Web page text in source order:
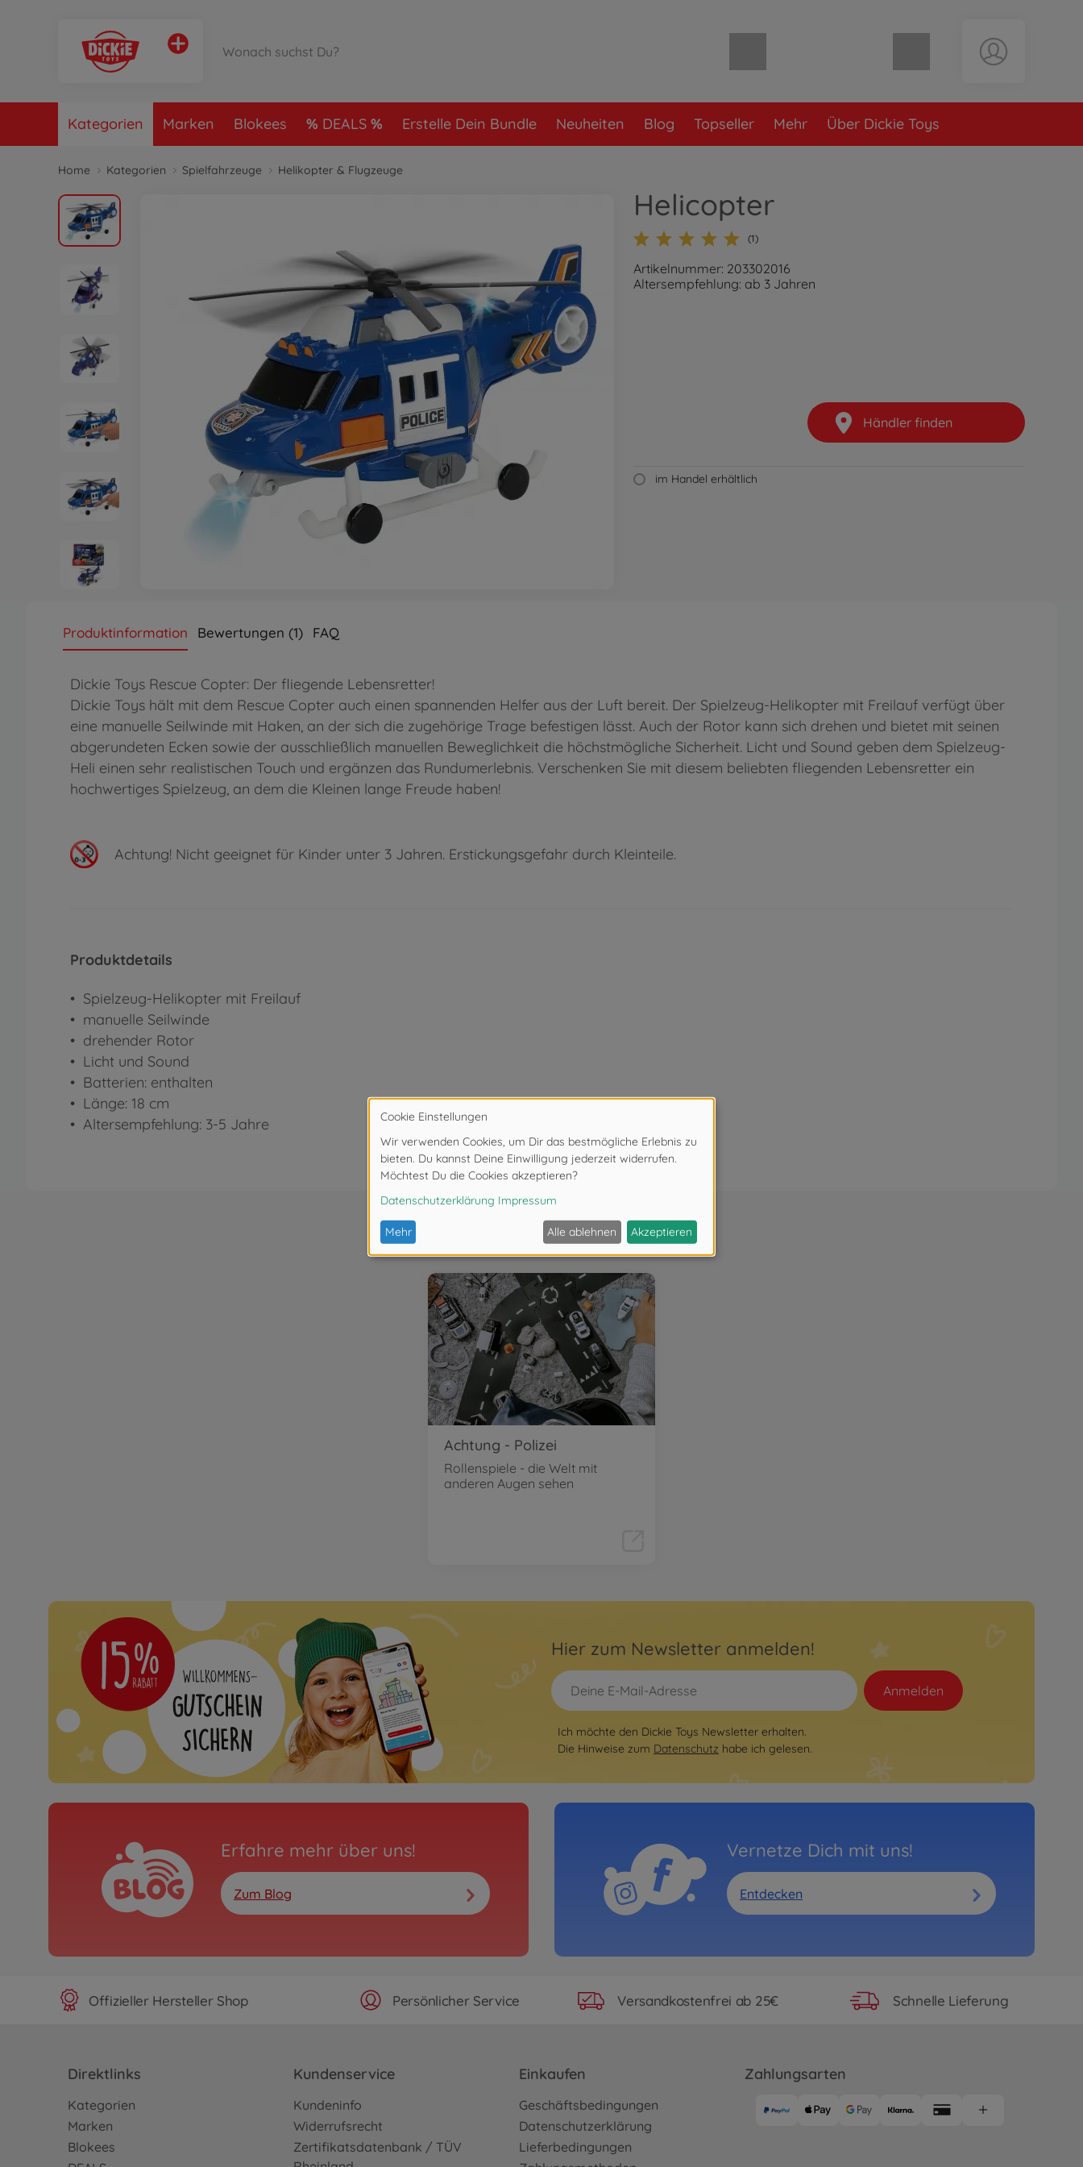
Warenkorb leer
Kategorien Marken Blokees DEALS Erstelle Dein Bundle Neuheiten Blog Topseller Mehr Über Dickie Toys
Home Kategorien Spielfahrzeuge Helikopter & Flugzeuge
Helicopter
(1)
Artikelnummer: 203302016
Altersempfehlung: ab 3 Jahren
Händler finden
im Handel erhältlich
Produktinformation Bewertungen (1) FAQ
Dickie Toys Rescue Copter: Der fliegende Lebensretter!
Dickie Toys hält mit dem Rescue Copter auch einen spannenden Helfer aus der Luft bereit. Der Spielzeug-Helikopter mit Freilauf verfügt über
eine manuelle Seilwinde mit Haken, an der sich die zugehörige Trage befestigen lässt. Auch der Rotor kann sich drehen und bietet mit seinen
abgerundeten Ecken sowie der ausschließlich manuellen Beweglichkeit die höchstmögliche Sicherheit. Licht und Sound geben dem Spielzeug-
Heli einen sehr realistischen Touch und ergänzen das Rundumerlebnis. Verschenken Sie mit diesem beliebten fliegenden Lebensretter ein
hochwertiges Spielzeug, an dem die Kleinen lange Freude haben!
Achtung! Nicht geeignet für Kinder unter 3 Jahren. Erstickungsgefahr durch Kleinteile.
Produktdetails
• Spielzeug-Helikopter mit Freilauf
• manuelle Seilwinde
• drehender Rotor
• Licht und Sound
• Batterien: enthalten
• Länge: 18 cm
• Altersempfehlung: 3-5 Jahre
Empfehlungen von Eltern
Achtung - Polizei
Rollenspiele - die Welt mit
anderen Augen sehen
Hier zum Newsletter anmelden!
Anmelden
Ich möchte den Dickie Toys Newsletter erhalten.
Die Hinweise zum Datenschutz habe ich gelesen.
Erfahre mehr über uns!
Zum Blog
Vernetze Dich mit uns!
Entdecken
Offizieller Hersteller Shop Persönlicher Service Versandkostenfrei ab 25€ Schnelle Lieferung
Direktlinks
Kategorien
Marken
Blokees
Kundenservice
Kundeninfo
Widerrufsrecht
Zertifikatsdatenbank / TÜV
Einkaufen
Geschäftsbedingungen
Datenschutzerklärung
Lieferbedingungen
Zahlungsarten